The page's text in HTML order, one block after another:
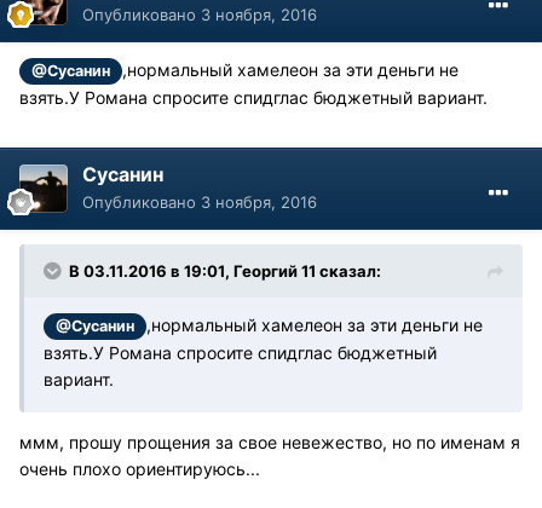
Опубликовано 3 ноября, 2016
@Сусанин
,нормальный хамелеон за эти деньги не
взять.У Романа спросите спидглас бюджетный вариант.
Сусанин
Опубликовано 3 ноября, 2016
В 03.11.2016 в 19:01, Георгий 11 сказал:
@Сусанин
,нормальный хамелеон за эти деньги не
взять.У Романа спросите спидглас бюджетный
вариант.
ммм, прошу прощения за свое невежество, но по именам я
очень плохо ориентируюсь...